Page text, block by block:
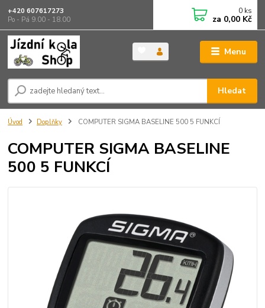
Menu
Hledat
+420 607617273
Po - Pá 9.00 - 18.00
0 ks
za 0,00 Kč
Úvod Doplňky COMPUTER SIGMA BASELINE 500 5 FUNKCÍ
COMPUTER SIGMA BASELINE
500 5 FUNKCÍ